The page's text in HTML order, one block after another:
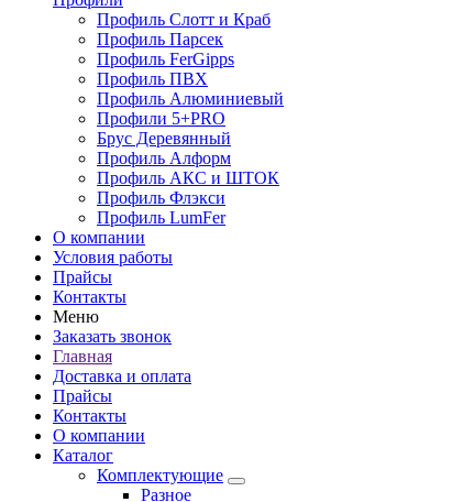
Профиль Слотт и Краб
Профиль Парсек
Профиль FerGipps
Профиль ПВХ
Профиль Алюминиевый
Профили 5+PRO
Брус Деревянный
Профиль Алформ
Профиль АКС и ШТОК
Профиль Флэкси
Профиль LumFer
О компании
Условия работы
Прайсы
Контакты
Меню
Заказать звонок
Главная
Доставка и оплата
Прайсы
Контакты
О компании
Каталог
Комплектующие
Разное